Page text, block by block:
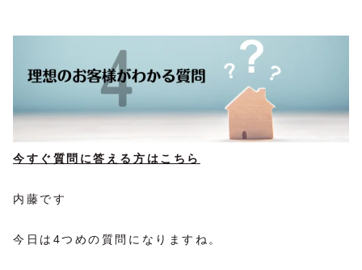
今すぐ質問に答える方はこちら
内藤です
今日は4つめの質問になりますね。